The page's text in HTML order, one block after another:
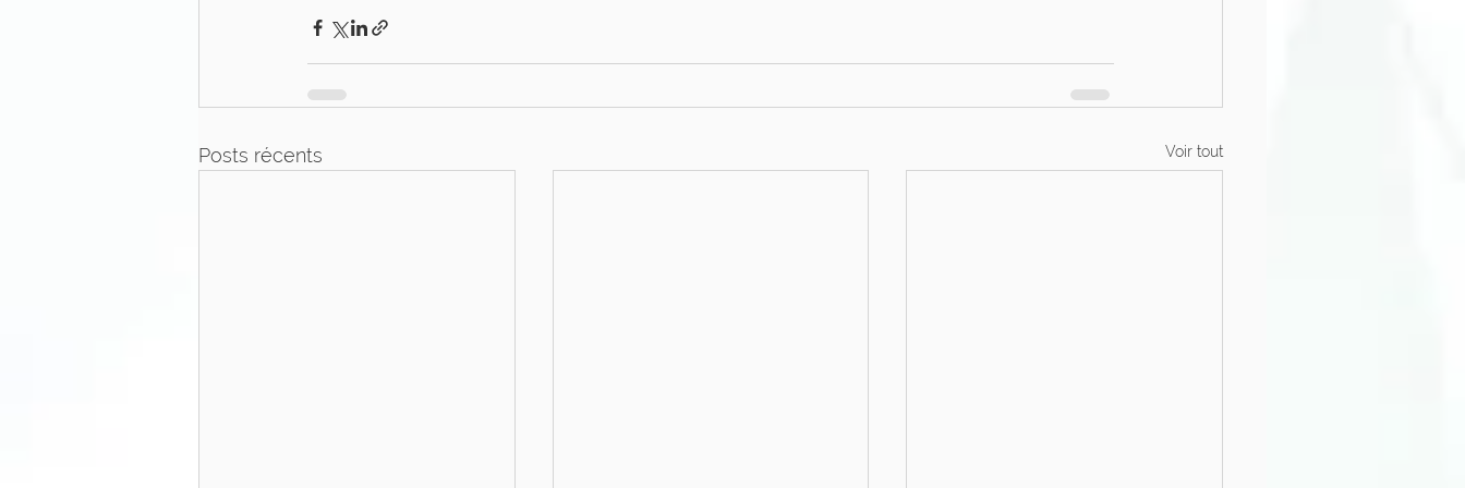
Posts récents Voir tout